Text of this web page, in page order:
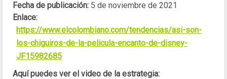
Fecha de publicación: 5 de noviembre de 2021
Enlace:
https://www.elcolombiano.com/tendencias/asi-son-
los-chiguiros-de-la-pelicula-encanto-de-disney-
JF15982685
Aquí puedes ver el video de la estrategia: